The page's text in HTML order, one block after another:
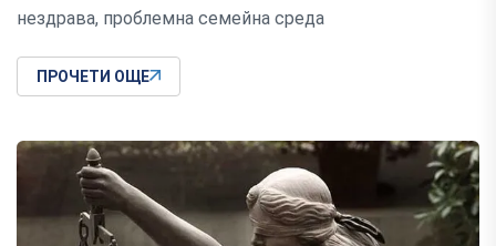
нездрава, проблемна семейна среда
ПРОЧЕТИ ОЩЕ